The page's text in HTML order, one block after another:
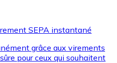
SEPA instantané
grâce aux virements
pour ceux qui souhaitent